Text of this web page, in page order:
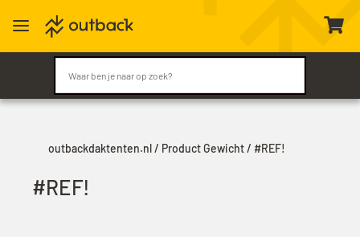
a 
outbackdaktenten.nl/ Product Gewicht / #REF!
#REF!